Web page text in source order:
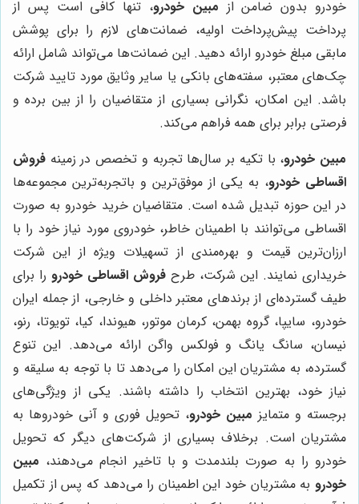
خودرو بدون ضامن از مبین خودرو، تنها کافی است پس از
پرداخت پیش‌پرداخت اولیه، ضمانت‌های لازم را برای پوشش
مابقی مبلغ خودرو ارائه دهید. این ضمانت‌ها می‌تواند شامل ارائه
چک‌های معتبر، سفته‌های بانکی یا سایر وثایق مورد تایید شرکت
باشد. این امکان، نگرانی بسیاری از متقاضیان را از بین برده و
فرصتی برابر برای همه فراهم می‌کند.
مبین خودرو، با تکیه بر سال‌ها تجربه و تخصص در زمینه فروش
اقساطی خودرو، به یکی از موفق‌ترین و باتجربه‌ترین مجموعه‌ها
در این حوزه تبدیل شده است. متقاضیان خرید خودرو به صورت
اقساطی می‌توانند با اطمینان خاطر، خودروی مورد نیاز خود را با
ارزان‌ترین قیمت و بهره‌مندی از تسهیلات ویژه از این شرکت
خریداری نمایند. این شرکت، طرح فروش اقساطی خودرو را برای
طیف گسترده‌ای از برندهای معتبر داخلی و خارجی، از جمله ایران
خودرو، سایپا، گروه بهمن، کرمان موتور، هیوندا، کیا، تویوتا، رنو،
نیسان، سانگ یانگ و فولکس واگن ارائه می‌دهد. این تنوع
گسترده، به مشتریان این امکان را می‌دهد تا با توجه به سلیقه و
نیاز خود، بهترین انتخاب را داشته باشند. یکی از ویژگی‌های
برجسته و متمایز مبین خودرو، تحویل فوری و آنی خودروها به
مشتریان است. برخلاف بسیاری از شرکت‌های دیگر که تحویل
خودرو را به صورت بلندمدت و با تاخیر انجام می‌دهند، مبین
خودرو به مشتریان خود این اطمینان را می‌دهد که پس از تکمیل